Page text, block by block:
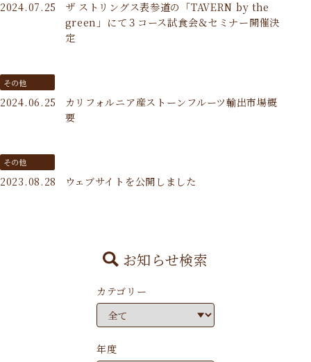
2024.07.25
ザ ストリングス表参道の「TAVERN by the
green」にて３コース試食会＆セミナー開催決
定
その他
2024.06.25
カリフォルニア産ストーンフルーツ輸出市場概
要
その他
2023.08.28 ウェブサイトを公開しました
お知らせ検索
カテゴリー
年度